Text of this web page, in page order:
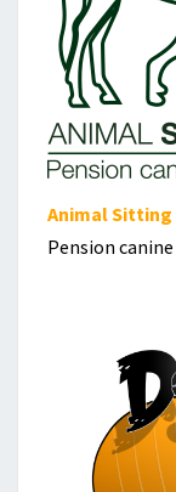
Animal Sitting
Pension